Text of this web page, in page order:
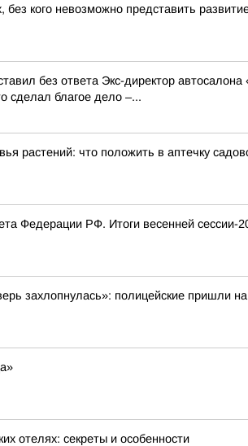
кого невозможно представить
без ответа Экс-директор
сделал благое дело –...
растений: что положить в аптечку
Федерации РФ. Итоги весенней сессии-
захлопнулась»: полицейские пришли
отелях: секреты и особенности